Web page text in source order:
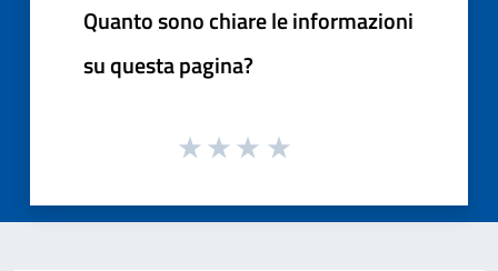
Quanto sono chiare le informazioni
su questa pagina?